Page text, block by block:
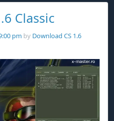
Classic
pm by Download CS 1.6